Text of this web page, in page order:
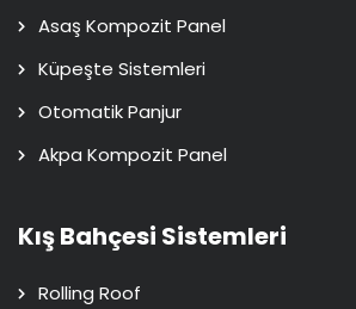
Asaş Kompozit Panel
Küpeşte Sistemleri
Otomatik Panjur
Akpa Kompozit Panel
Kış Bahçesi Sistemleri
Rolling Roof